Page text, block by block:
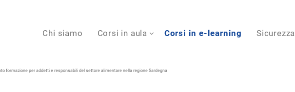
Chi siamo Corsi in aula Corsi in e-learning Sicurezza
formazione per addetti e responsabili del settore alimentare nella regione Sardegna